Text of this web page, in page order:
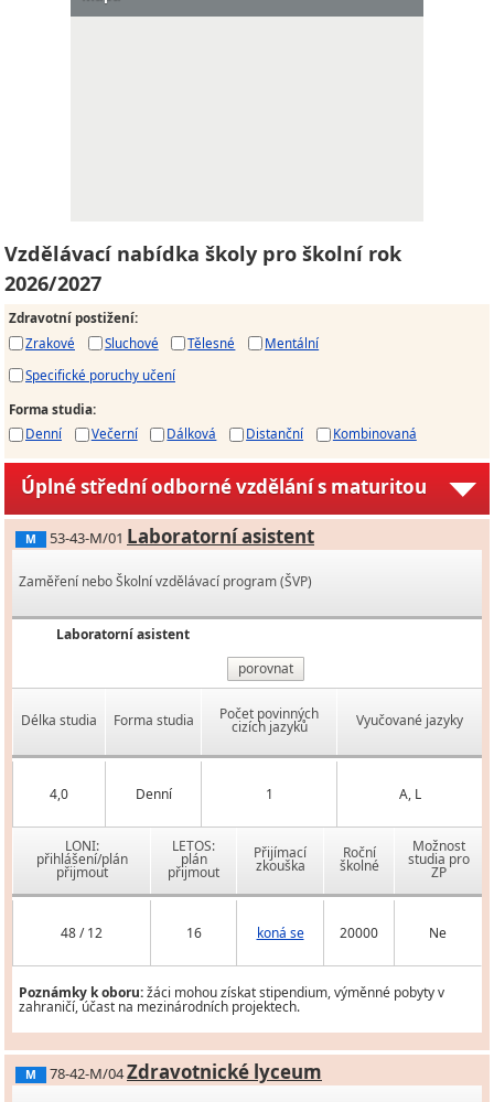
Vzdělávací nabídka školy pro školní rok
2026/2027
Zdravotní postižení:
Zrakové
Sluchové Tělesné
Mentální
Specifické poruchy učení
Forma studia:
Denní
Večerní Dálková Distanční Kombinovaná
Úplné střední odborné vzdělání s maturitou
M 53-43-M/01 Laboratorní asistent
Zaměření nebo Školní vzdělávací program (ŠVP)
Laboratorní asistent
porovnat
Délka studia Forma studia Počet povinných
cizích jazyků Vyučované jazyky
4,0 Denní 1 A, L
LONI:
přihlášení/plán
přijmout
LETOS:
plán
přijmout
Přijímací
zkouška
Roční
školné
Možnost
studia pro
ZP
48 / 12 16 koná se 20000 Ne
Poznámky k oboru:žáci mohou získat stipendium, výměnné pobyty v
zahraničí, účast na mezinárodních projektech.
M 78-42-M/04Zdravotnické lyceum